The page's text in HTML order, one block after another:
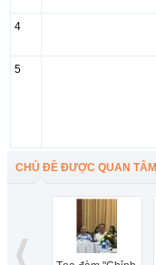
4
5
CHỦ ĐỀ ĐƯỢC QUAN TÂM